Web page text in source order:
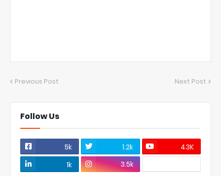
Previous Post Next Post
Follow Us
5k 1.2k
43K
1k
3.5k